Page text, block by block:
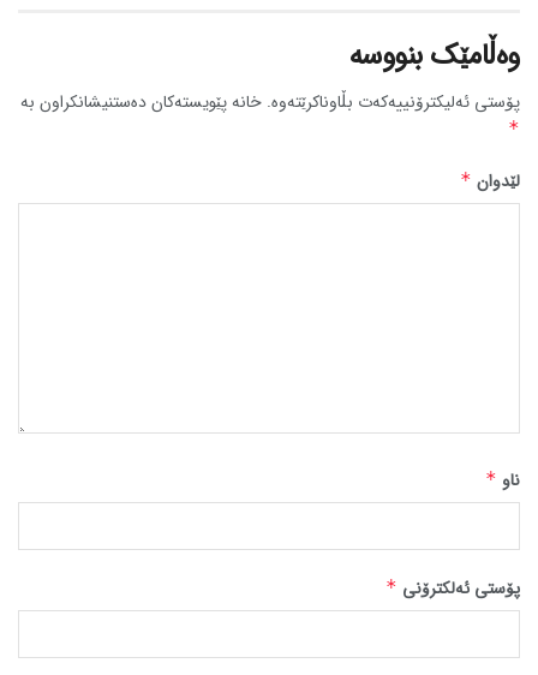
وەڵامێک بنووسە
پۆستی ئەلیکترۆنییەکەت بڵاوناکرێتەوە. خانە پێویستەکان دەستنیشانکراون بە
*
لێدوان *
ناو *
پۆستی ئەلکترۆنی *